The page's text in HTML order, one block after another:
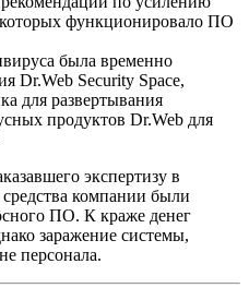
которых функционировало ПО
была временно
Dr.Web Security Space,
для развертывания
продуктов Dr.Web для
экспертизу в
компании были
ПО. К краже денег
заражение системы,
персонала.